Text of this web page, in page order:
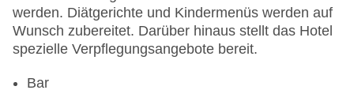
werden. Diätgerichte und Kindermenüs werden auf
Wunsch zubereitet. Darüber hinaus stellt das Hotel
spezielle Verpflegungsangebote bereit.
Bar